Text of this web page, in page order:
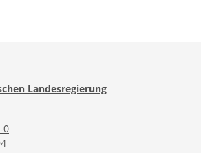
Landesregierung
0